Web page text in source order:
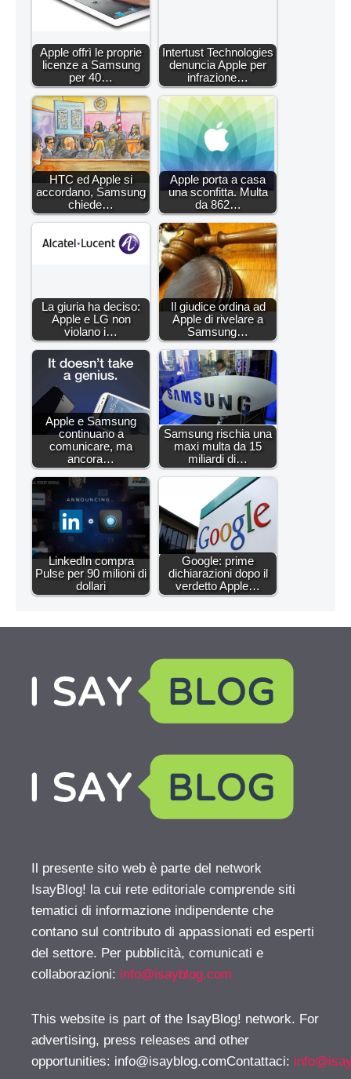
Apple offrì le proprie
licenze a Samsung
per 40…
Intertust Technologies
denuncia Apple per
infrazione…
HTC ed Apple si
accordano, Samsung
chiede…
Apple porta a casa
una sconfitta. Multa
da 862…
La giuria ha deciso:
Apple e LG non
violano i…
Il giudice ordina ad
Apple di rivelare a
Samsung…
Apple e Samsung
continuano a
comunicare, ma
ancora…
Samsung rischia una
maxi multa da 15
miliardi di…
LinkedIn compra
Pulse per 90 milioni di
dollari
Google: prime
dichiarazioni dopo il
verdetto Apple…
Il presente sito web è parte del network
IsayBlog! la cui rete editoriale comprende siti
tematici di informazione indipendente che
contano sul contributo di appassionati ed esperti
del settore. Per pubblicità, comunicati e
collaborazioni: info@isayblog.com
This website is part of the IsayBlog! network. For
advertising, press releases and other
opportunities: info@isayblog.comContattaci: